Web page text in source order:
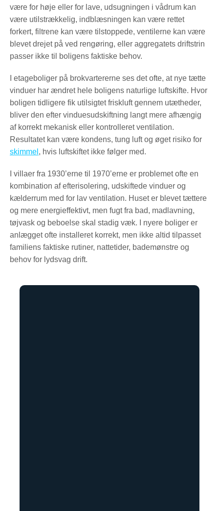
være for høje eller for lave, udsugningen i vådrum kan
være utilstrækkelig, indblæsningen kan være rettet
forkert, filtrene kan være tilstoppede, ventilerne kan være
blevet drejet på ved rengøring, eller aggregatets driftstrin
passer ikke til boligens faktiske behov.
I etageboliger på brokvartererne ses det ofte, at nye tætte
vinduer har ændret hele boligens naturlige luftskifte. Hvor
boligen tidligere fik utilsigtet friskluft gennem utætheder,
bliver den efter vinduesudskiftning langt mere afhængig
af korrekt mekanisk eller kontrolleret ventilation.
Resultatet kan være kondens, tung luft og øget risiko for
skimmel , hvis luftskiftet ikke følger med.
I villaer fra 1930’erne til 1970’erne er problemet ofte en
kombination af efterisolering, udskiftede vinduer og
kælderrum med for lav ventilation. Huset er blevet tættere
og mere energieffektivt, men fugt fra bad, madlavning,
tøjvask og beboelse skal stadig væk. I nyere boliger er
anlægget ofte installeret korrekt, men ikke altid tilpasset
familiens faktiske rutiner, nattetider, bademønstre og
behov for lydsvag drift.